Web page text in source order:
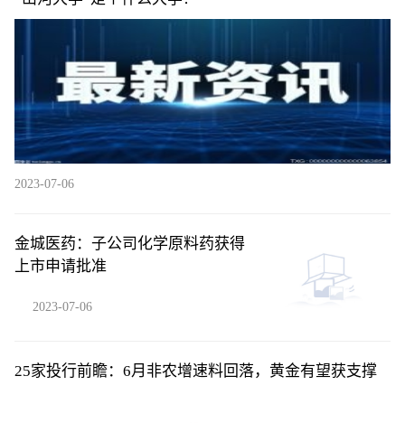
2023-07-06
金城医药：子公司化学原料药获得
上市申请批准
2023-07-06
25家投行前瞻：6月非农增速料回落，黄金有望获支撑